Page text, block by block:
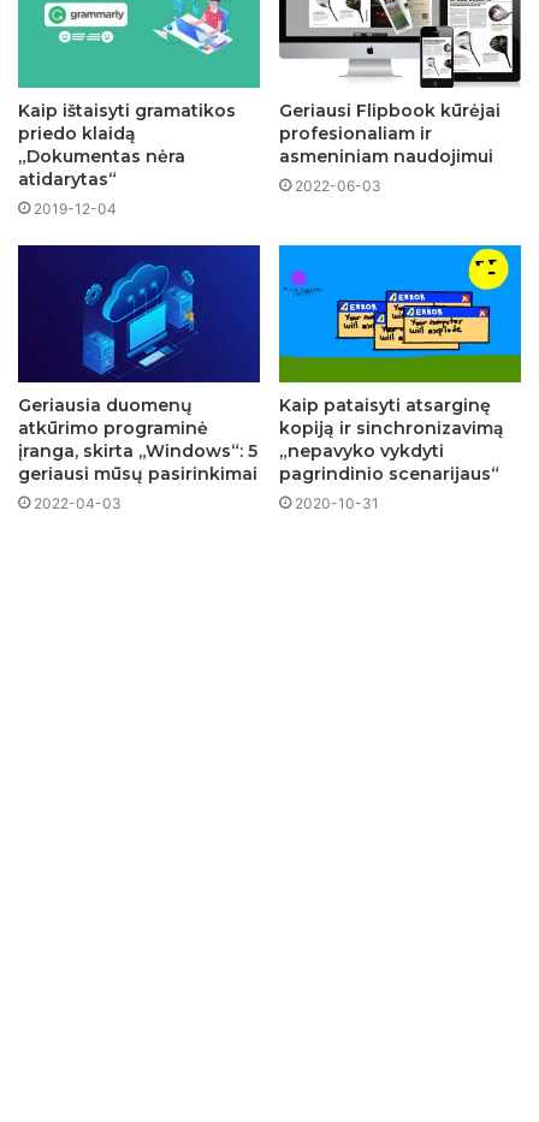
Kaip ištaisyti gramatikos
priedo klaidą
„Dokumentas nėra
atidarytas“
2019-12-04
Geriausi Flipbook kūrėjai
profesionaliam ir
asmeniniam naudojimui
2022-06-03
Geriausia duomenų
atkūrimo programinė
įranga, skirta „Windows“: 5
geriausi mūsų pasirinkimai
2022-04-03
Kaip pataisyti atsarginę
kopiją ir sinchronizavimą
„nepavyko vykdyti
pagrindinio scenarijaus“
2020-10-31